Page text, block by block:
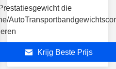
die
Krijg Beste Prijs